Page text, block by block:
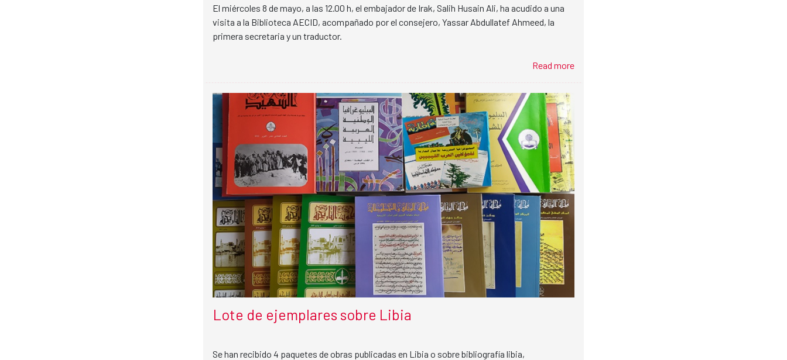
El miércoles 8 de mayo, a las 12.00 h, el embajador de Irak, Salih Husain Ali, ha acudido a una
visita a la Biblioteca AECID, acompañado por el consejero, Yassar Abdullatef Ahmeed, la
primera secretaria y un traductor.
Read more
Lote de ejemplares sobre Libia
Se han recibido 4 paquetes de obras publicadas en Libia o sobre bibliografía libia,